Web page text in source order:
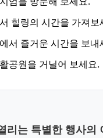
힐링의 시간을 가져보
서 즐거운 시간을 보내
공원을 거닐어 보세요.
리는 특별한 행사의